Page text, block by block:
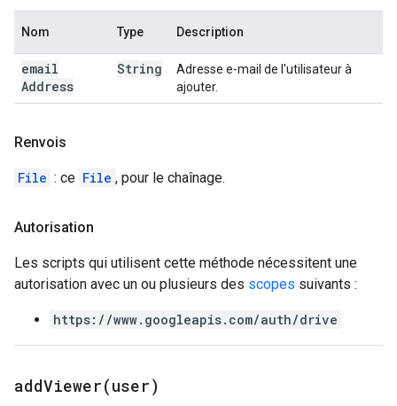
Nom Type Description
email
Address
String
Adresse e-mail de l'utilisateur à
ajouter.
Renvois
File : ce File , pour le chaînage.
Autorisation
Les scripts qui utilisent cette méthode nécessitent une
autorisation avec un ou plusieurs des scopes suivants :
https://www.googleapis.com/auth/drive
addViewer(user)